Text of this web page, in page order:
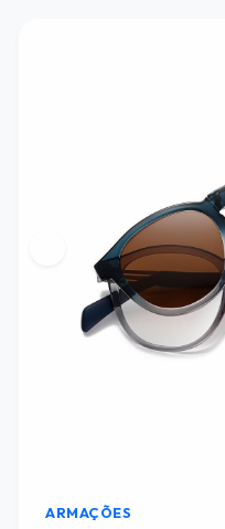
ARMAÇÕES